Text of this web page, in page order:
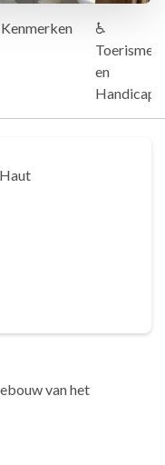
Kenmerken
♿
Toerisme
en
Handicap
van het